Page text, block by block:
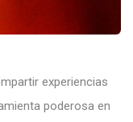
experiencias
poderosa en